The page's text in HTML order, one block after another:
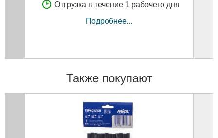
Отгрузка в течение 1 рабочего дня
Подробнее...
Также покупают